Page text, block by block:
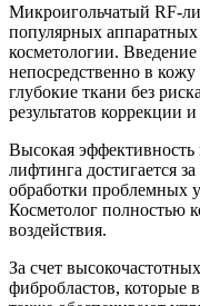
Микроигольчатый RF-
популярных
косметологии.
непосредственно в кожу
глубокие ткани без
результатов коррекции
Высокая
лифтинга достигается
обработки проблемных
Косметолог полностью
воздействия.
За счет
фибробластов, которые